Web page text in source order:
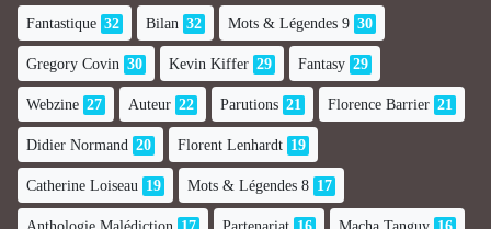
Fantastique 32 Bilan 32 Mots & Légendes 9 30
Gregory Covin 30 Kevin Kiffer 29 Fantasy 29
Webzine 27 Auteur 22 Parutions 21 Florence Barrier 21
Didier Normand 20 Florent Lenhardt 19
Catherine Loiseau 19 Mots & Légendes 8 17